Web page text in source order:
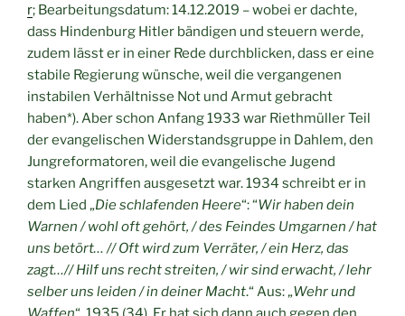
r; Bearbeitungsdatum: 14.12.2019 – wobei er dachte,
dass Hindenburg Hitler bändigen und steuern werde,
zudem lässt er in einer Rede durchblicken, dass er eine
stabile Regierung wünsche, weil die vergangenen
instabilen Verhältnisse Not und Armut gebracht
haben*). Aber schon Anfang 1933 war Riethmüller Teil
der evangelischen Widerstandsgruppe in Dahlem, den
Jungreformatoren, weil die evangelische Jugend
starken Angriffen ausgesetzt war. 1934 schreibt er in
dem Lied „Die schlafenden Heere“: “Wir haben dein
Warnen / wohl oft gehört, / des Feindes Umgarnen / hat
uns betört… // Oft wird zum Verräter, / ein Herz, das
zagt…// Hilf uns recht streiten, / wir sind erwacht, / lehr
selber uns leiden / in deiner Macht.“ Aus: „Wehr und